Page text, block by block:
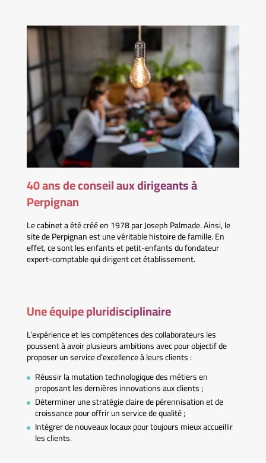
40 ans de conseil aux dirigeants à
Perpignan
Le cabinet a été créé en 1978 par Joseph Palmade. Ainsi, le
site de Perpignan est une véritable histoire de famille. En
effet, ce sont les enfants et petit-enfants du fondateur
expert-comptable qui dirigent cet établissement.
Une équipe pluridisciplinaire
L’expérience et les compétences des collaborateurs les
poussent à avoir plusieurs ambitions avec pour objectif de
proposer un service d’excellence à leurs clients :
Réussir la mutation technologique des métiers en
proposant les dernières innovations aux clients ;
Déterminer une stratégie claire de pérennisation et de
croissance pour offrir un service de qualité ;
Intégrer de nouveaux locaux pour toujours mieux accueillir
les clients.